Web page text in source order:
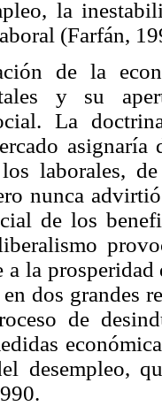
la
(Farfán,
de la
y su
La
asignaría
laborales,
nunca
de los
a la
en dos grandes
de
desempleo,